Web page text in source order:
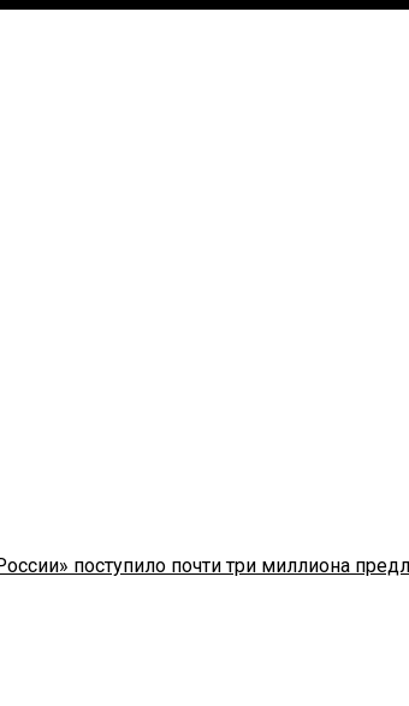
поступило почти три миллиона